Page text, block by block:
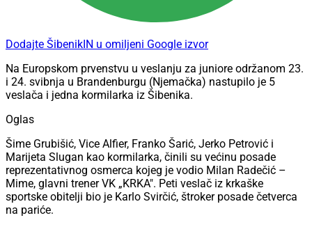
Dodajte ŠibenikIN u omiljeni Google izvor
Na Europskom prvenstvu u veslanju za juniore održanom 23.
i 24. svibnja u Brandenburgu (Njemačka) nastupilo je 5
veslača i jedna kormilarka iz Šibenika.
Oglas
Šime Grubišić, Vice Alfier, Franko Šarić, Jerko Petrović i
Marijeta Slugan kao kormilarka, činili su većinu posade
reprezentativnog osmerca kojeg je vodio Milan Radečić –
Mime, glavni trener VK „KRKA". Peti veslač iz krkaške
sportske obitelji bio je Karlo Svirčić, štroker posade četverca
na pariće.